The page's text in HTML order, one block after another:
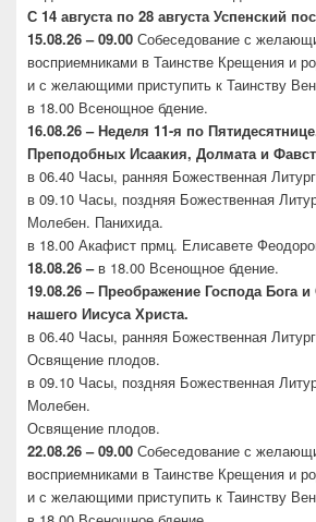
С 14 августа по 28 августа Успенский
15.08.26 – 09.00 Собеседование с
восприемниками в Таинстве Крещения и
и с желающими приступить к Таинству
в 18.00 Всенощное бдение.
16.08.26 – Неделя 11-я по
Преподобных Исаакия, Долмата и
в 06.40 Часы, ранняя Божественная
в 09.10 Часы, поздняя Божественная
Молебен. Панихида.
в 18.00 Акафист прмц. Елисавете
18.08.26 –в 18.00 Всенощное бдение.
19.08.26 – Преображение Господа Бога и
нашего Иисуса Христа.
в 06.40 Часы, ранняя Божественная
Освящение плодов.
в 09.10 Часы, поздняя Божественная
Молебен.
Освящение плодов.
22.08.26 – 09.00 Собеседование с
восприемниками в Таинстве Крещения и
и с желающими приступить к Таинству